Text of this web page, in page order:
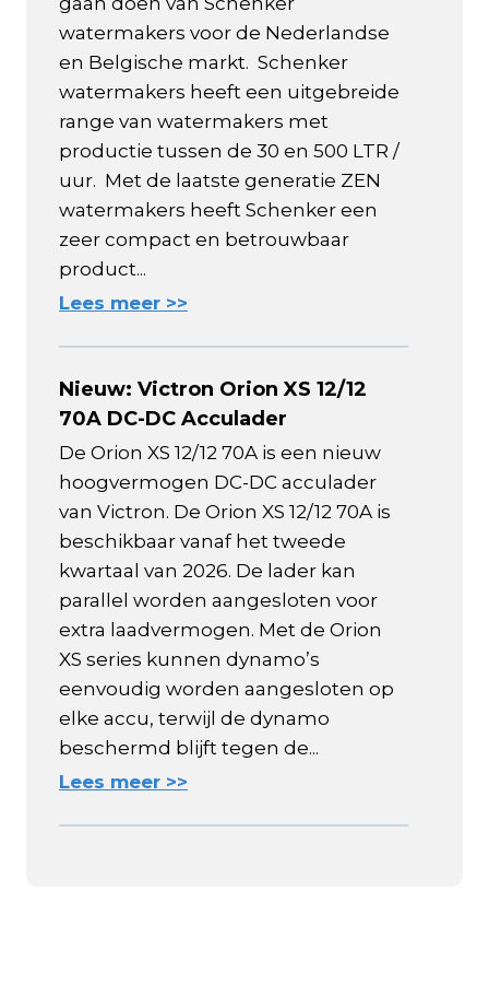
watermakers voor de Nederlandse
en Belgische markt. Schenker
watermakers heeft een uitgebreide
range van watermakers met
productie tussen de 30 en 500 LTR /
uur. Met de laatste generatie ZEN
watermakers heeft Schenker een
zeer compact en betrouwbaar
product...
Lees meer >>
Nieuw: Victron Orion XS 12/12
70A DC-DC Acculader
De Orion XS 12/12 70A is een nieuw
hoogvermogen DC-DC acculader
van Victron. De Orion XS 12/12 70A is
beschikbaar vanaf het tweede
kwartaal van 2026. De lader kan
parallel worden aangesloten voor
extra laadvermogen. Met de Orion
XS series kunnen dynamo’s
eenvoudig worden aangesloten op
elke accu, terwijl de dynamo
beschermd blijft tegen de...
Lees meer >>